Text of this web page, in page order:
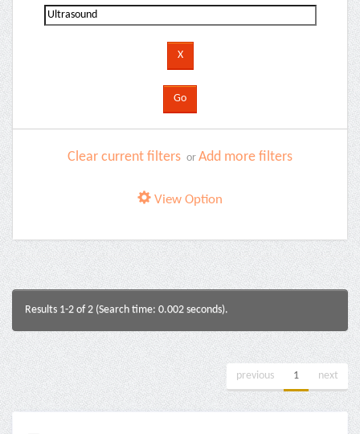
Clear current filters or Add more filters
View Option
Results 1-2 of 2 (Search time: 0.002 seconds).
previous 1 next